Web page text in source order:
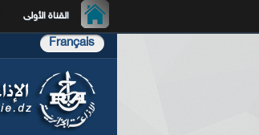
القناة الأولى
Français